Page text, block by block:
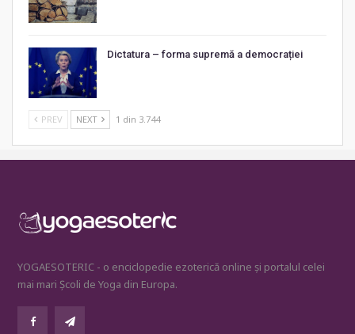
Dictatura – forma supremă a democrației
PREV NEXT 1 din 3.744
YOGAESOTERIC - o enciclopedie ezoterică online și portalul celei
mai mari Școli de Yoga din Europa.